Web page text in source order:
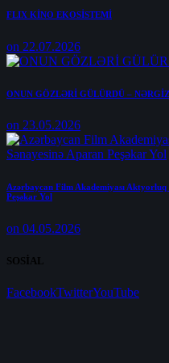
FLIX KİNO EKOSİSTEMİ
on 22.07.2026
ONUN GÖZLƏRİ GÜLÜRDÜ – NƏRGİZ
on 23.05.2026
Azərbaycan Film Akademiyası
Peşəkar Yol
on 04.05.2026
SOSİAL
FacebookTwitterYouTube